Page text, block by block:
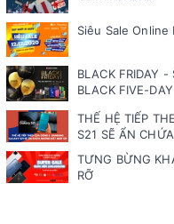
Siêu Sale Online
BLACK FRIDAY
BLACK FIVE-DAY
THẾ HỆ TIẾP
S21 SẼ ẨN
TƯNG BỪNG
RỠ